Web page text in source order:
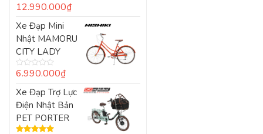
Được xếp
hạng5.005
sao
12.990.000₫
Xe Đạp Mini
Nhật MAMORU
CITY LADY
Được
xếp
hạng
5
sao
6.990.000₫
Xe Đạp Trợ Lực
Điện Nhật Bản
PET PORTER